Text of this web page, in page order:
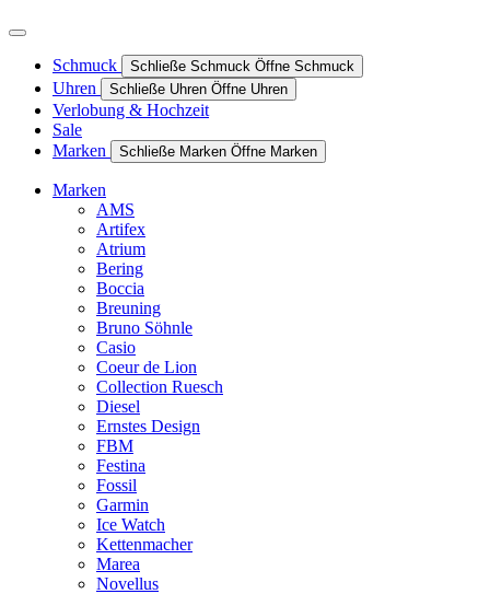
Schmuck Schließe Schmuck Öffne Schmuck
Uhren Schließe Uhren Öffne Uhren
Verlobung & Hochzeit
Sale
Marken
Schließe Marken Öffne Marken
Marken
AMS
Artifex
Atrium
Bering
Boccia
Breuning
Bruno Söhnle
Casio
Coeur de Lion
Collection Ruesch
Diesel
Ernstes Design
FBM
Festina
Fossil
Garmin
Ice Watch
Kettenmacher
Marea
Novellus